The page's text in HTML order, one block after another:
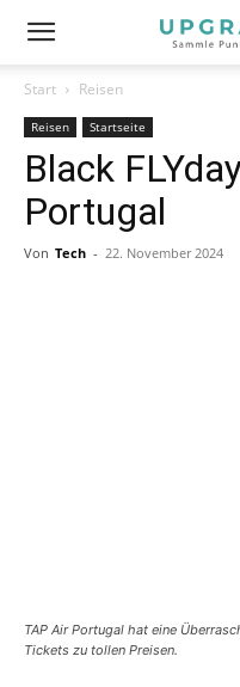
Start Reisen
Reisen Startseite
Black
Portugal
Von Tech - 22. November 2024
TAP Air Portugal hat eine
Tickets zu tollen Preisen.